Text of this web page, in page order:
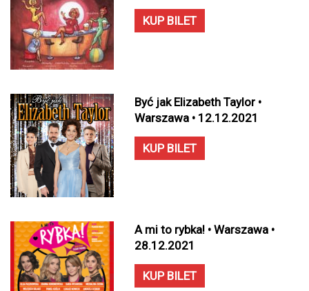
KUP BILET
Być jak Elizabeth Taylor •
Warszawa • 12.12.2021
KUP BILET
A mi to rybka! • Warszawa •
28.12.2021
KUP BILET